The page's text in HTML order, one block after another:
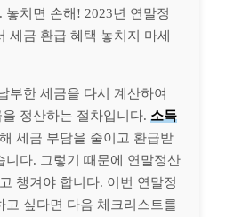
놓치면 손해! 2023년 연말정
세금 환급 혜택 놓치지 마세
부한 세금을 다시 계산하여
정산하는 절차입니다. 소득
세금 부담을 줄이고 환급받
니다. 그렇기 때문에 연말정산
챙겨야 합니다. 이번 연말정
고 싶다면 다음 체크리스트를